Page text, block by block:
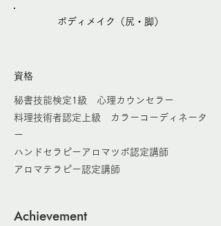
ボディメイク（尻・脚）
​資格
秘書技能検定1級 心理カウンセラー
料理技術者認定上級 カラーコーディネータ
ー
ハンドセラピーアロマツボ認定講師
アロマテラピー認定講師
Achievement